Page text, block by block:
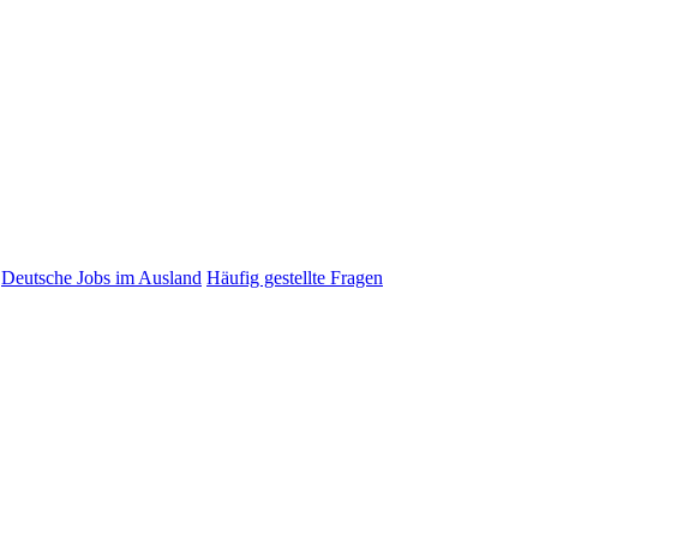
Deutsche Jobs im Ausland Häufig gestellte Fragen